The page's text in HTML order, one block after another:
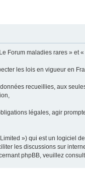
Forum maladies rares » et
les lois en vigueur en
recueillies, aux
légales, agir
») qui est un logiciel
les discussions sur
phpBB, veuillez